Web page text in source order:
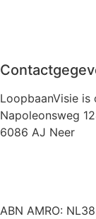
LoopbaanVisie
Napoleonsweg
6086 AJ Neer
ABN AMRO: